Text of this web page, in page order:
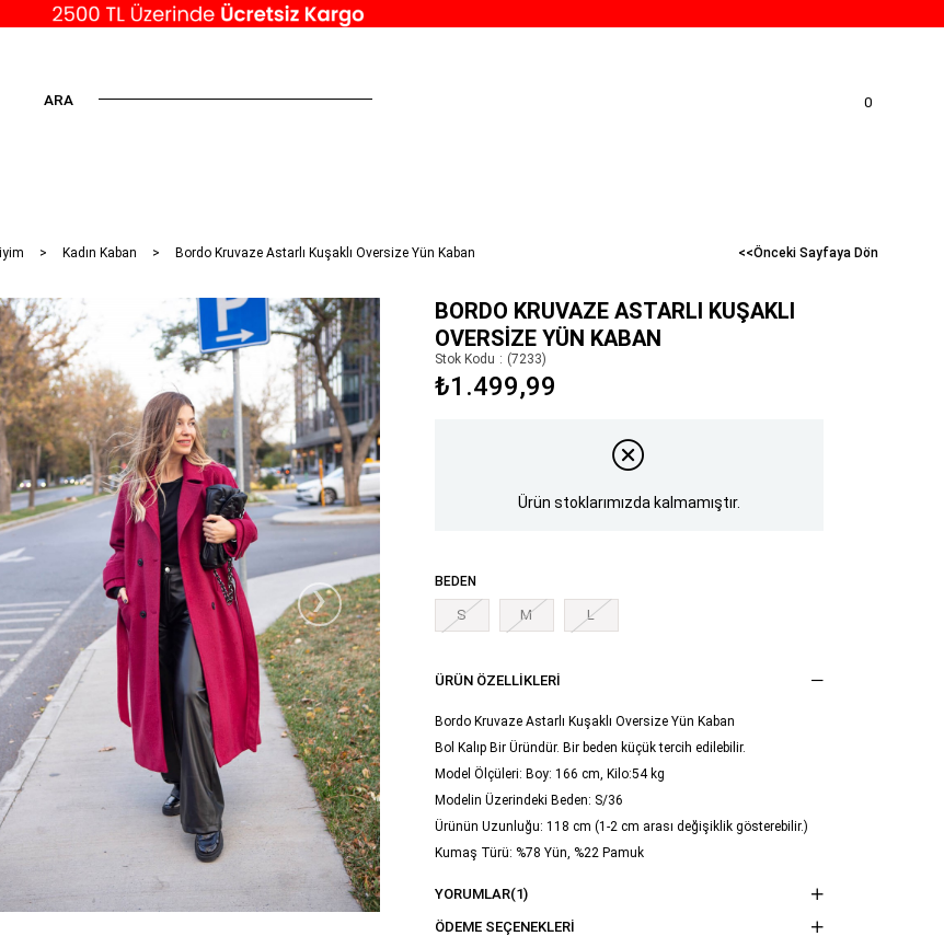
0
ARA
Kadın Kaban Bordo Kruvaze Astarlı Kuşaklı Oversize Yün Kaban <<Önceki Sayfaya Dön
›
BORDO KRUVAZE ASTARLI KUŞAKLI
OVERSIZE YÜN KABAN
Stok Kodu (7233)
₺1.499,99
Ürün stoklarımızda kalmamıştır.
BEDEN
S M L
ÜRÜN ÖZELLIKLERI
Bordo Kruvaze Astarlı Kuşaklı Oversize Yün Kaban
Bol Kalıp Bir Üründür. Bir beden küçük tercih edilebilir.
Model Ölçüleri: Boy: 166 cm, Kilo:54 kg
Modelin Üzerindeki Beden: S/36
Ürünün Uzunluğu: 118 cm (1-2 cm arası değişiklik gösterebilir.)
Kumaş Türü: %78 Yün, %22 Pamuk
talimatına ulaşabilirsiniz.
YORUMLAR(1)
ÖDEME SEÇENEKLERI